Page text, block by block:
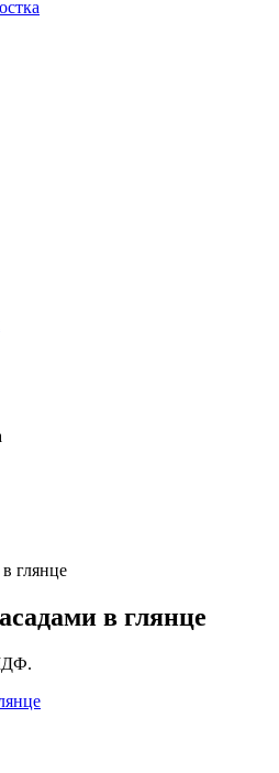
глянце
в глянце